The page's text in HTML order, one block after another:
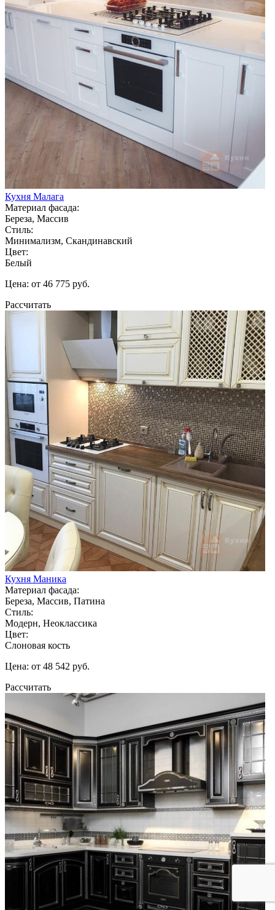
Кухня Малага
Материал фасада:
Береза, Массив
Стиль:
Минимализм, Скандинавский
Цвет:
Белый
Цена: от 46 775 руб.
Рассчитать
Кухня Маника
Материал фасада:
Береза, Массив, Патина
Стиль:
Модерн, Неоклассика
Цвет:
Слоновая кость
Цена: от 48 542 руб.
Рассчитать